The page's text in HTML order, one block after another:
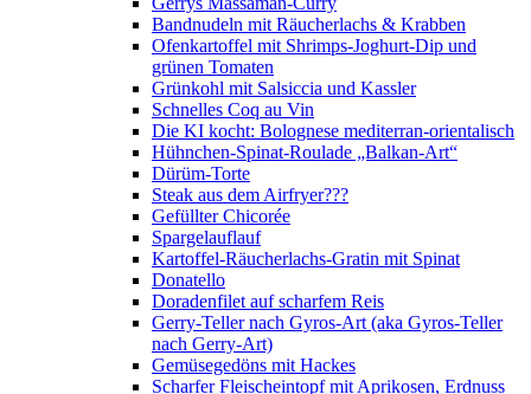
Bandnudeln mit Räucherlachs & Krabben
Ofenkartoffel mit Shrimps-Joghurt-Dip und
grünen Tomaten
Grünkohl mit Salsiccia und Kassler
Schnelles Coq au Vin
Die KI kocht: Bolognese mediterran-orientalisch
Hühnchen-Spinat-Roulade „Balkan-Art“
Dürüm-Torte
Steak aus dem Airfryer???
Gefüllter Chicorée
Spargelauflauf
Kartoffel-Räucherlachs-Gratin mit Spinat
Donatello
Doradenfilet auf scharfem Reis
Gerry-Teller nach Gyros-Art (aka Gyros-Teller
nach Gerry-Art)
Gemüsegedöns mit Hackes
Scharfer Fleischeintopf mit Aprikosen, Erdnuss